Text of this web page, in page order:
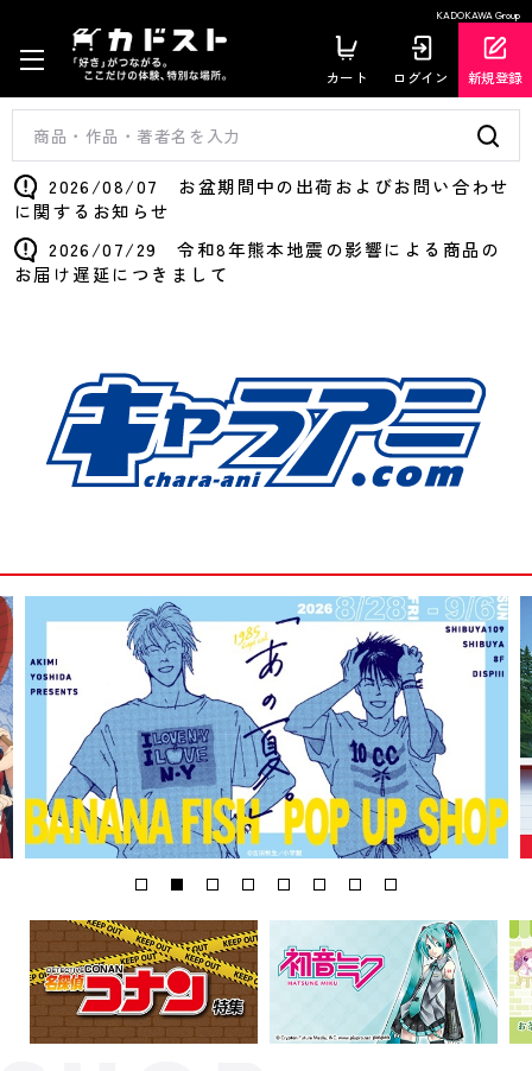
KADOKAWA Group
カート ログイン 新規登録
2026/08/07 お盆期間中の出荷およびお問い合わせ
に関するお知らせ
2026/07/29 令和8年熊本地震の影響による商品の
お届け遅延につきまして